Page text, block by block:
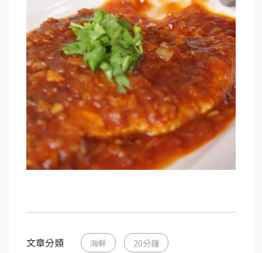
文章分類 海鮮 20分鐘